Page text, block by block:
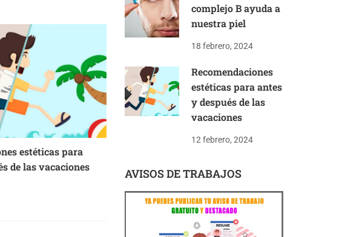
estéticas para
de las vacaciones
complejo B ayuda a
nuestra piel
18 febrero, 2024
Recomendaciones
estéticas para antes
y después de las
vacaciones
12 febrero, 2024
AVISOS DE TRABAJOS